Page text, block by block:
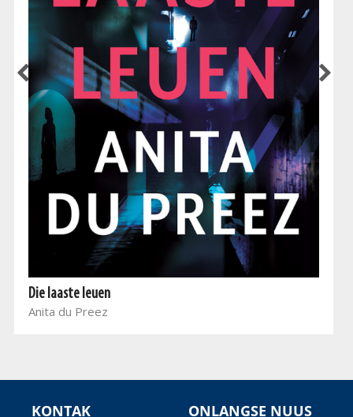
Die laaste leuen
Anita du Preez
KONTAK ONLANGSE NUUS